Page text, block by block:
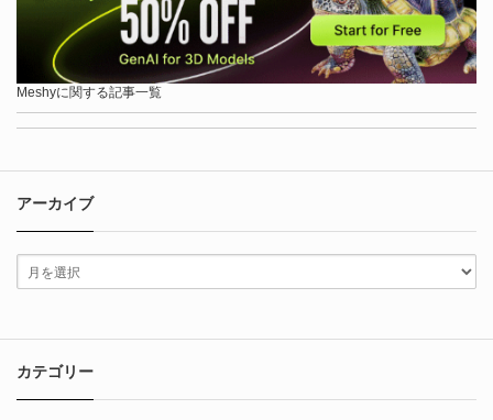
Meshyに関する記事一覧
アーカイブ
カテゴリー